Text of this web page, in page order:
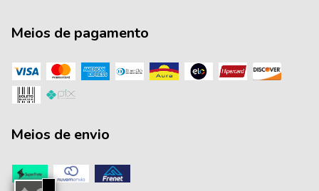
Meios de pagamento
Meios de envio